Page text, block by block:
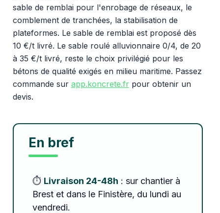
sable de remblai pour l'enrobage de réseaux, le
comblement de tranchées, la stabilisation de
plateformes. Le sable de remblai est proposé dès
10 €/t livré. Le sable roulé alluvionnaire 0/4, de 20
à 35 €/t livré, reste le choix privilégié pour les
bétons de qualité exigés en milieu maritime. Passez
commande sur app.koncrete.frpour obtenir un
devis.
En bref
⏱️ Livraison 24-48h : sur chantier à
Brest et dans le Finistère, du lundi au
vendredi.